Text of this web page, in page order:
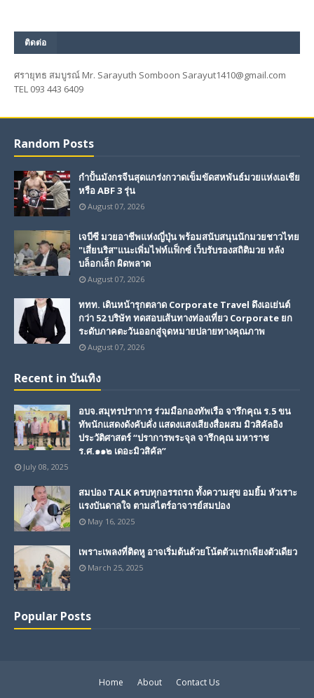
ติดต่อ
ศรายุทธ สมบูรณ์ Mr. Sarayuth Somboon Sarayut1410@gmail.com
TEL 093 443 6409
Random Posts
กำปั้นมังกรจีนสุดแกร่งกวาดเข็มขัดสหพันธ์มวยแห่งเอเชีย
หรือ ABF 3 รุ่น
August 07, 2026
เจบีซี มวยอาชีพแห่งญี่ปุ่น พร้อมสนับสนุนนักมวยชาวไทย
"เสี่ยนริส"แนะเพิ่มไฟท์แฟ็กซ์ เว็บรับรองสถิติมวย หลัง
บล็อกเล็ก ผิดพลาด
August 07, 2026
ททท. เดินหน้ารุกตลาด Corporate Travel ดึงเอเย่นต์
กว่า 52 บริษัท ทดสอบเส้นทางท่องเที่ยว Corporate ยก
ระดับภาคตะวันออกสู่จุดหมายปลายทางคุณภาพ
August 07, 2026
Recent in บันเทิง
อบจ.สมุทรปราการ ร่วมมือกองทัพเรือ จารึกคุณ ร.5 ขน
ทัพนักแสดงดังคับคั่ง แสดงแสงเสียงสื่อผสม มิวสิคัลอิง
ประวัติศาสตร์ “ปราการพระจุล จารึกคุณ มหาราช
ร.ศ.๑๑๒ เดอะมิวสิคัล”
July 08, 2025
สมปอง TALK ครบทุกอรรถรถ ทั้งความสุข อมยิ้ม หัวเราะ
แรงบันดาลใจ ตามสไตร์อาจารย์สมปอง
May 16, 2025
เพราะเพลงที่ติดหู อาจเริ่มต้นด้วยโน้ตตัวแรกเพียงตัวเดียว
March 25, 2025
Popular Posts
Home About Contact Us